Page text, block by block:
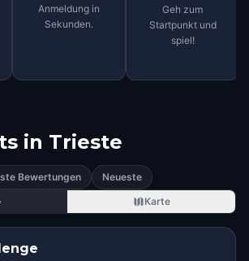
Anmeldung in
Sekunden.
Geh zum
Startpunkt und
spiel!
in Trieste
Bewertungen
Neueste
Karte